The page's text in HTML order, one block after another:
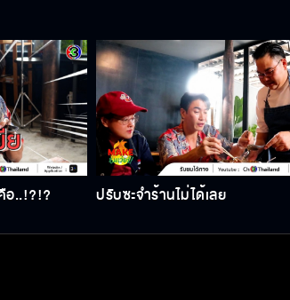
อ..!?!? ปรับซะจำร้านไม่ได้เลย